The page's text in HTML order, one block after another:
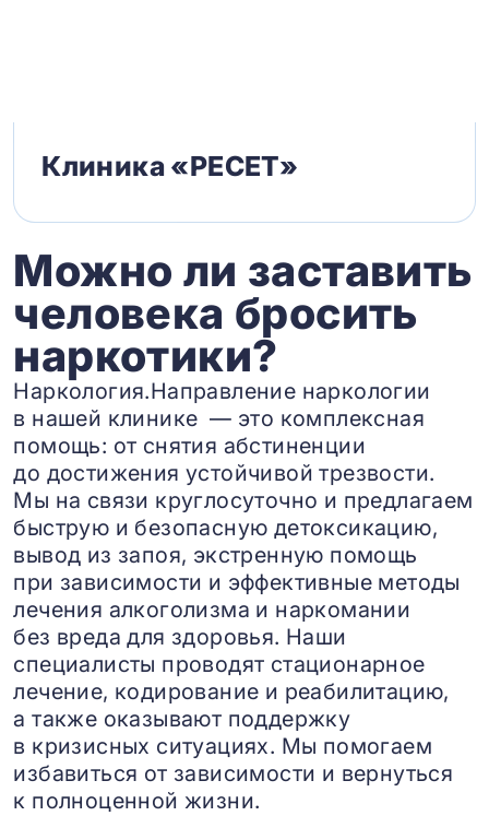
Клиника «РЕСЕТ»
Можно ли заставить
человека бросить
наркотики?
Наркология.Направление наркологии
в нашей клинике — это комплексная
помощь: от снятия абстиненции
до достижения устойчивой трезвости.
Мы на связи круглосуточно и предлагаем
быструю и безопасную детоксикацию,
вывод из запоя, экстренную помощь
при зависимости и эффективные методы
лечения алкоголизма и наркомании
без вреда для здоровья. Наши
специалисты проводят стационарное
лечение, кодирование и реабилитацию,
а также оказывают поддержку
в кризисных ситуациях. Мы помогаем
избавиться от зависимости и вернуться
к полноценной жизни.